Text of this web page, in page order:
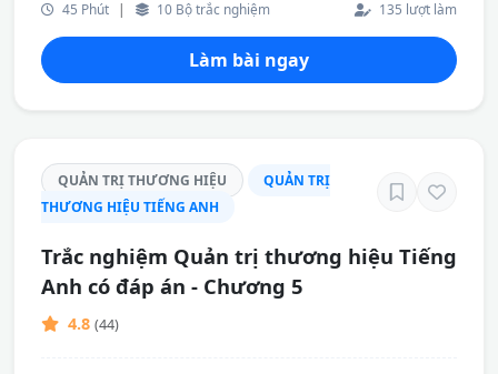
45 Phút | 10 Bộ trắc nghiệm 135 lượt làm
Làm bài ngay
QUẢN TRỊ THƯƠNG HIỆU
QUẢN TRỊ
THƯƠNG HIỆU TIẾNG ANH
Trắc nghiệm Quản trị thương hiệu Tiếng
Anh có đáp án - Chương 5
4.8 (44)